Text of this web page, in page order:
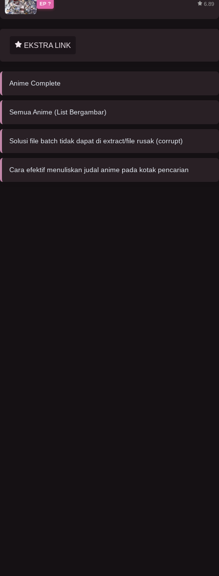
EP ? 6.89
EKSTRA LINK
Anime Complete
Semua Anime (List Bergambar)
Solusi file batch tidak dapat di extract/file rusak (corrupt)
Cara efektif menuliskan judal anime pada kotak pencarian